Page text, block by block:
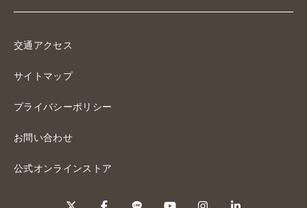
交通アクセス
サイトマップ
プライバシーポリシー
お問い合わせ
公式オンラインストア